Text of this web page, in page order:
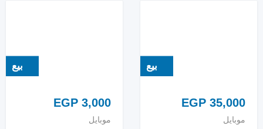
بيع
EGP 35,000
موبايل
بيع
EGP 3,000
موبايل